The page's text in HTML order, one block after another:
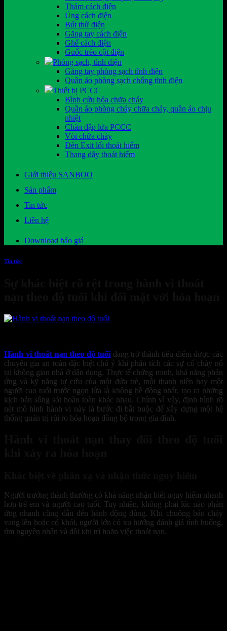
Thảm cách điện
Ủng cách điện
Bút thử điện
Găng tay cách điện
Ghế cách điện
Guốc trèo cột điện
Phòng sạch, tĩnh điện
Găng tay phòng sạch tĩnh điện
Quần áo phòng sạch chống tĩnh điện
Thiết bị PCCC
Bình cứu hỏa chữa cháy
Quần áo phòng cháy chữa cháy, quần áo chịu
nhiệt
Chăn dập lửa PCCC
Vòi chữa cháy
Đèn Exit lối thoát hiểm
Thang dây thoát hiểm
Giới thiệu SANBOO
Sản phẩm
Tin tức
Liên hệ
Download báo giá
Tin tức
Hành vi thoát nạn theo độ tuổi đang trở thành tiêu điểm được các
chuyên gia an toàn đặc biệt chú ý khi phân tích các sự cố cháy nổ
tại không gian nhà ở dân dụng. Thực tế chứng minh, khả năng phản
ứng và kỹ năng tự cứu của một đứa trẻ, một thanh niên hay một
người cao tuổi trước ngọn lửa là không hề đồng nhất, tạo ra những
kịch bản sống sót hoàn toàn khác nhau. Chính vì vậy, định hình rõ
nét mô hình hành vi này là bước đi bắt buộc để xây dựng một hệ
thống quản trị rủi ro hỏa hoạn đồng bộ trong gia đình.
Người trưởng thành thường có khả năng nhận biết nguy hiểm nhanh
hơn trẻ em và người cao tuổi. Tuy nhiên, không phải lúc nào phản
ứng nhanh cũng dẫn đến hành động đúng. Khi chuông báo cháy
vang lên hoặc có khói, người lớn có xu hướng đánh giá tình huống,
tìm nguyên nhân và đôi khi trì hoãn việc thoát nạn.